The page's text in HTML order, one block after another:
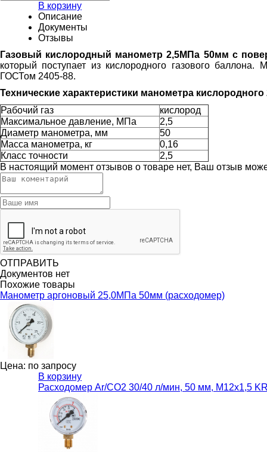
В корзину
Описание
Документы
Отзывы
Газовый кислородный манометр 2,5МПа 50мм с
который поступает из кислородного газового
ГОСТом 2405-88.
Технические характеристики манометра
Рабочий газ
кислород
Максимальное давление, МПа
2,5
Диаметр манометра, мм
50
Масса манометра, кг
0,16
Класс точности
2,5
В настоящий момент отзывов о товаре нет, Ваш отзыв
ОТПРАВИТЬ
Документов нет
Похожие товары
Манометр аргоновый 25,0МПа 50мм (расходомер)
Цена: по запросу
В корзину
Расходомер Ar/CO2 30/40 л/мин, 50 мм, М12х1,5